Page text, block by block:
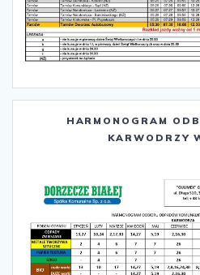
HARMONOGRAM
KARWODRZY